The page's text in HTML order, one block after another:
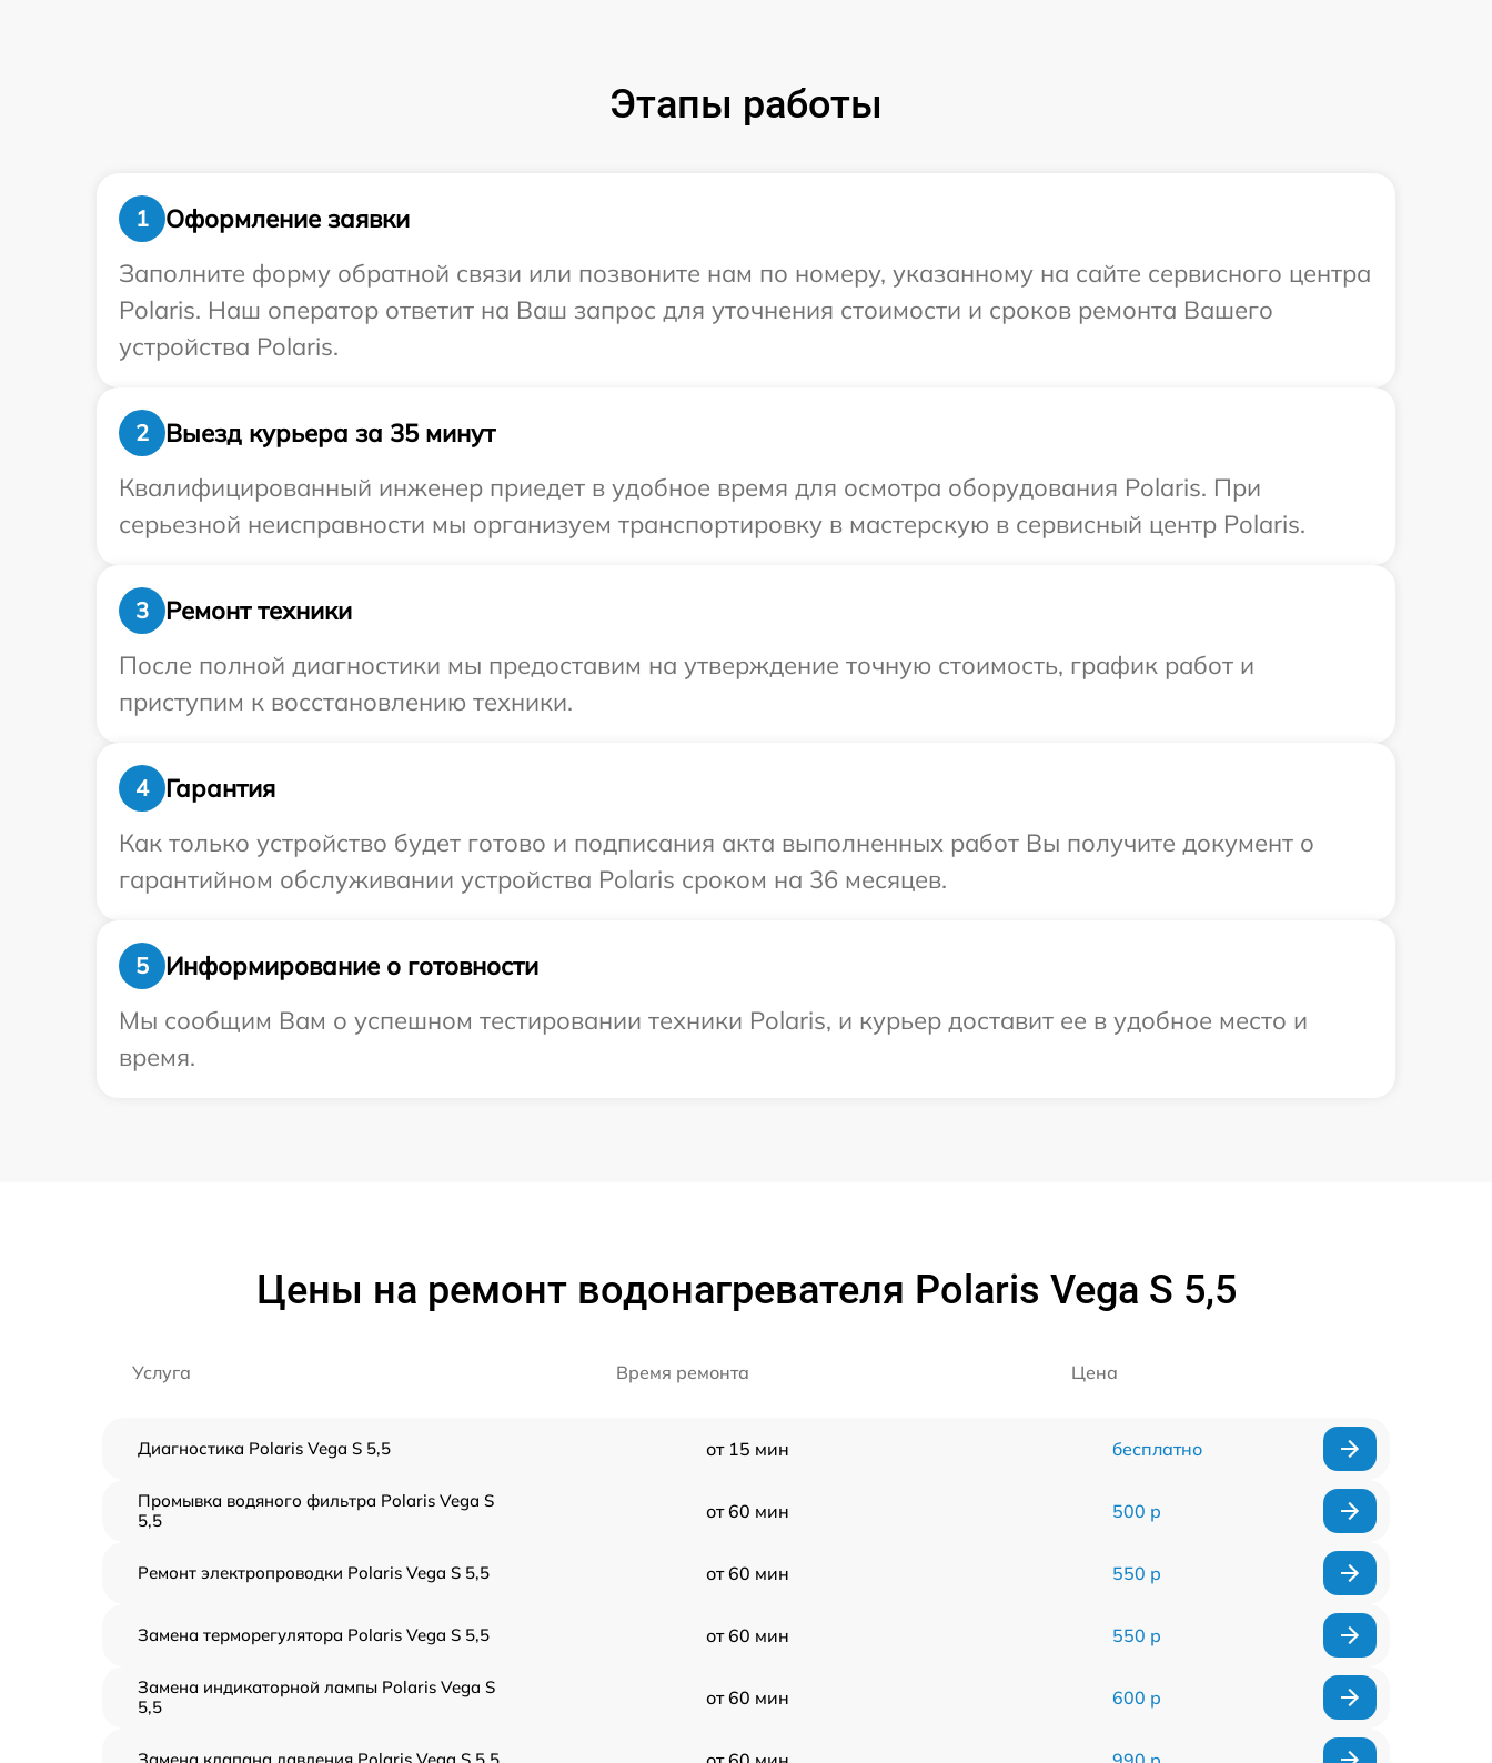
Этапы работы
1
Оформление заявки
Заполните форму обратной связи или позвоните нам по номеру, указанному на сайте сервисного центра
Polaris. Наш оператор ответит на Ваш запрос для уточнения стоимости и сроков ремонта Вашего
устройства Polaris.
2
Выезд курьера за 35 минут
Квалифицированный инженер приедет в удобное время для осмотра оборудования Polaris. При
серьезной неисправности мы организуем транспортировку в мастерскую в сервисный центр Polaris.
3
Ремонт техники
После полной диагностики мы предоставим на утверждение точную стоимость, график работ и
приступим к восстановлению техники.
4
Гарантия
Как только устройство будет готово и подписания акта выполненных работ Вы получите документ о
гарантийном обслуживании устройства Polaris сроком на 36 месяцев.
5
Информирование о готовности
Мы сообщим Вам о успешном тестировании техники Polaris, и курьер доставит ее в удобное место и
время.
Цены на ремонт водонагревателя Polaris Vega S 5,5
Услуга Время ремонта Цена
Диагностика Polaris Vega S 5,5 от 15 мин бесплатно
Промывка водяного фильтра Polaris Vega S
5,5
от 60 мин 500 р
Ремонт электропроводки Polaris Vega S 5,5 от 60 мин 550 р
Замена терморегулятора Polaris Vega S 5,5 от 60 мин 550 р
Замена индикаторной лампы Polaris Vega S
5,5
от 60 мин 600 р